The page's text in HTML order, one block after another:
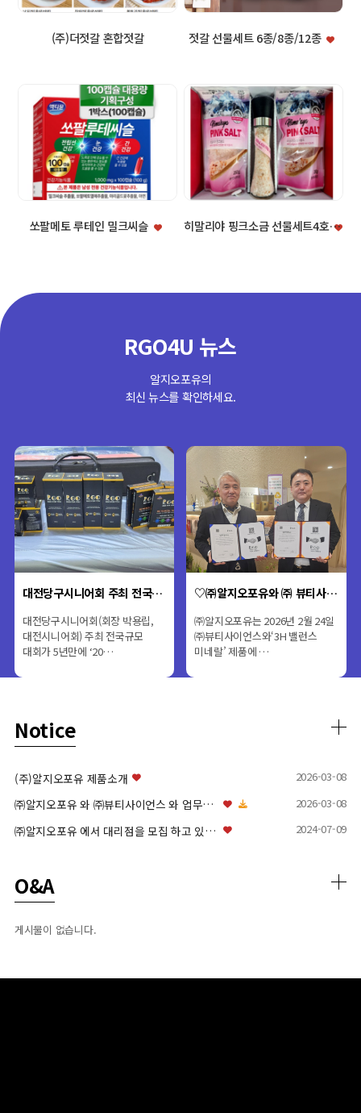
(주)더젓갈 혼합젓갈 젓갈 선물세트 6종/8종/12종
쏘팔메토 루테인 밀크씨슬 히말리야 핑크소금 선물세트4호
RGO4U 뉴스
알지오포유의
최신 뉴스를 확인하세요.
♡㈜알지오포유와 ㈜ 뷰티사이언스와업무협약(M…
2월 24일
런스
2026대전당구 시니어회 회장배 전국당구대회
2026대전당구 시니어회장배
전국당구대회& 2026년 1월24일
토요일 …
이온미네랄
3H밸런스제품소개성장호
몸에서 자연스럽게
Notice
(주)알지오포유 제품소개 2026-03-08
㈜알지오포유 와 ㈜뷰티사이언스 와 업무협약(MOU) 체… 2026-03-08
㈜알지오포유 에서 대리점을 모집 하고 있습니다. 2024-07-09
Q&A
게시물이 없습니다.